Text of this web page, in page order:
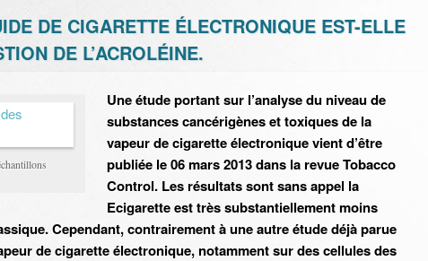
DE CIGARETTE ÉLECTRONIQUE EST-ELLE
DE L’ACROLÉINE.
Une étude portant sur l’analyse du niveau de
substances cancérigènes et toxiques de la
vapeur de cigarette électronique vient d’être
publiée le 06 mars 2013 dans la revue Tobacco
Control. Les résultats sont sans appel la
Ecigarette est très substantiellement moins
Cependant, contrairement à une autre étude déjà parue
de cigarette électronique, notamment sur des cellules des